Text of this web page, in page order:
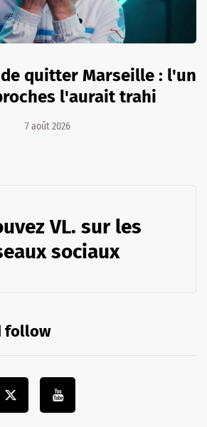
quitter Marseille : l'un
l'aurait trahi
7 août 2026
VL. sur les
sociaux
follow